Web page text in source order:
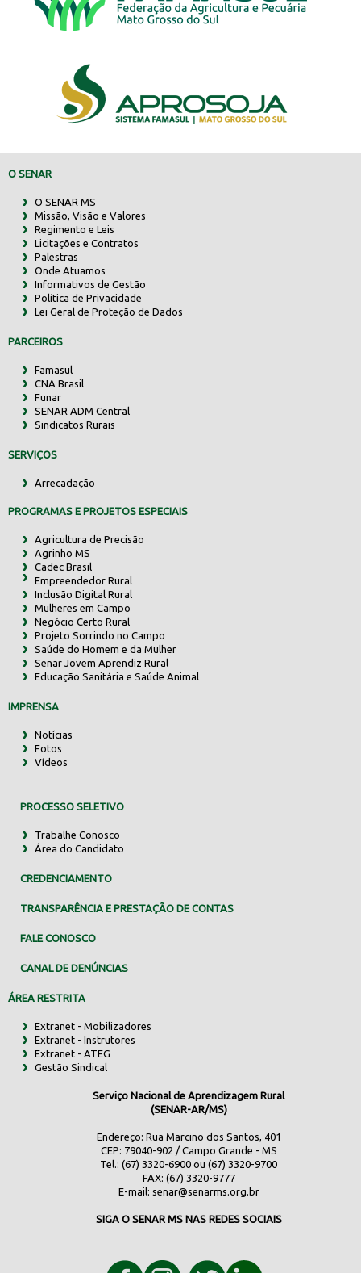
O SENAR
O SENAR MS
Missão, Visão e Valores
Regimento e Leis
Licitações e Contratos
Palestras
Onde Atuamos
Informativos de Gestão
Política de Privacidade
Lei Geral de Proteção de Dados
PARCEIROS
Famasul
CNA Brasil
Funar
SENAR ADM Central
Sindicatos Rurais
SERVIÇOS
Arrecadação
PROGRAMAS E PROJETOS ESPECIAIS
Agricultura de Precisão
Agrinho MS
Cadec Brasil
Empreendedor Rural
Inclusão Digital Rural
Mulheres em Campo
Negócio Certo Rural
Projeto Sorrindo no Campo
Saúde do Homem e da Mulher
Senar Jovem Aprendiz Rural
Educação Sanitária e Saúde Animal
IMPRENSA
Notícias
Fotos
Vídeos
PROCESSO SELETIVO
Trabalhe Conosco
Área do Candidato
CREDENCIAMENTO
TRANSPARÊNCIA E PRESTAÇÃO DE CONTAS
FALE CONOSCO
CANAL DE DENÚNCIAS
ÁREA RESTRITA
Extranet - Mobilizadores
Extranet - Instrutores
Extranet - ATEG
Gestão Sindical
Serviço Nacional de Aprendizagem Rural
(SENAR-AR/MS)
Endereço: Rua Marcino dos Santos, 401
CEP: 79040-902 / Campo Grande - MS
Tel.: (67) 3320-6900 ou (67) 3320-9700
FAX: (67) 3320-9777
E-mail: senar@senarms.org.br
SIGA O SENAR MS NAS REDES SOCIAIS